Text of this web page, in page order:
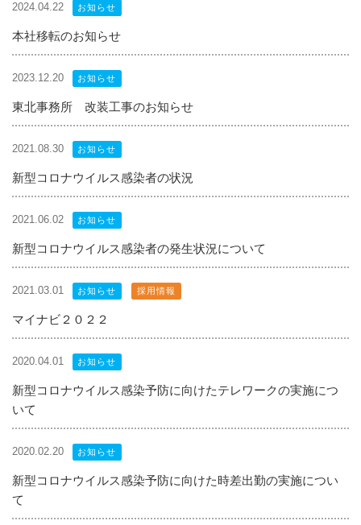
2024.04.22 お知らせ
本社移転のお知らせ
2023.12.20 お知らせ
東北事務所 改装工事のお知らせ
2021.08.30 お知らせ
新型コロナウイルス感染者の状況
2021.06.02 お知らせ
新型コロナウイルス感染者の発生状況について
2021.03.01 お知らせ 採用情報
マイナビ２０２２
2020.04.01 お知らせ
新型コロナウイルス感染予防に向けたテレワークの実施につ
いて
2020.02.20 お知らせ
新型コロナウイルス感染予防に向けた時差出勤の実施につい
て